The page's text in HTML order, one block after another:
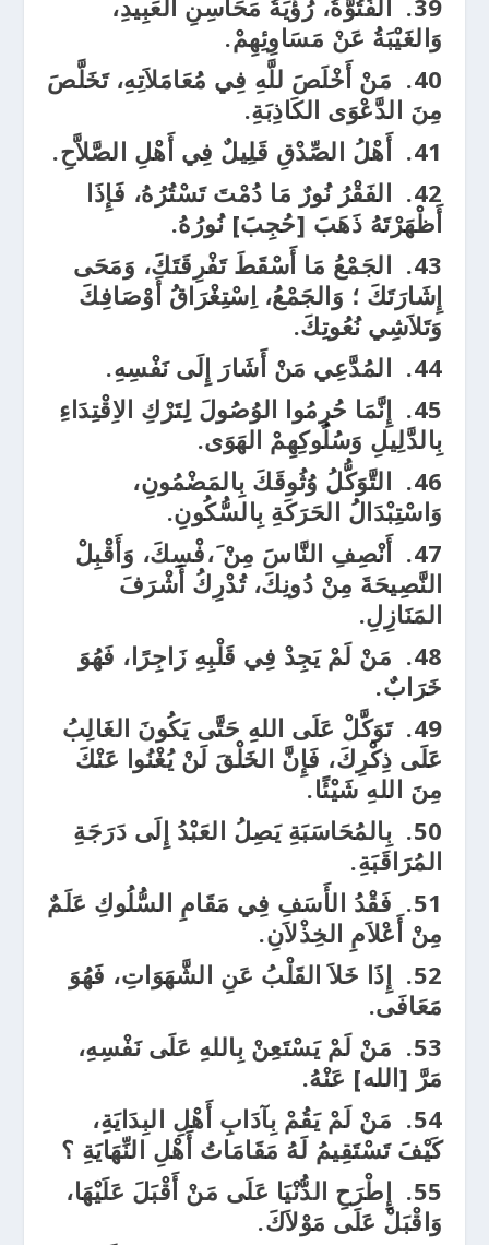
39.
الفُتُوَّةُ، رُؤْيَةُ مَحَاسِنِ العَبِيدِ،
وَالغَيْبَةُ عَنْ مَسَاوِئِهِمْ.
40.
مَنْ أَخْلَصَ للَّهِ فِي مُعَامَلاَتِهِ، تَخَلَّصَ
مِنَ الدَّعْوَى الكَاذِبَةِ.
41.
أَهْلُ الصِّدْقِ قَلِيلٌ فِي أَهْلِ الصَّلاَّحِ.
42.
الفَقْرُ نُورٌ مَا دُمْتَ تَسْتُرُهُ، فَإِذَا
أَظْهَرْتَهُ ذَهَبَ [حُجِبَ] نُورُهُ.
43.
الجَمْعُ مَا أَسْقَطَ تَفْرِقَتَكَ، وَمَحَى
إِشَارَتَكَ ؛ وَالجَمْعُ، اِسْتِغْرَاقُ أَوْصَافِكَ
وَتَلاَشِي نُعُوتِكَ.
44.
المُدَّعِي مَنْ أَشَارَ إِلَى نَفْسِهِ.
45.
إِنَّمَا حُرِمُوا الوُصُولَ لِتَرْكِ الاِقْتِدَاءِ
بِالدَّلِيلِ وَسُلُوكِهِمْ الهَوَى.
46.
التَّوَكُّلُ وُثُوقَكَ بِالمَضْمُونِ،
وَاسْتِبْدَالُ الحَرَكَةِ بِالسُّكُونِ.
47.
أَنْصِفِ النَّاسَ مِنْ َ،فْسِكَ، وَأَقْبِلْ
النَّصِيحَةَ مِنْ دُونِكَ، تُدْرِكُ أَشْرَفَ
المَنَازِلِ.
48.
مَنْ لَمْ يَجِدْ فِي قَلْبِهِ زَاجِرًا، فَهُوَ
خَرَابٌ.
49.
تَوَكَّلْ عَلَى اللهِ حَتَّى يَكُونَ الغَالِبُ
عَلَى ذِكْرِكَ، فَإِنَّ الخَلْقَ لَنْ يُغْنُوا عَنْكَ
مِنَ اللهِ شَيْئًا.
50.
بِالمُحَاسَبَةِ يَصِلُ العَبْدُ إِلَى دَرَجَةِ
المُرَاقَبَةِ.
51.
فَقْدُ الأَسَفِ فِي مَقَامِ السُّلُوكِ عَلَمٌ
مِنْ أَعْلاَمِ الخِذْلاَنِ.
52.
إِذَا خَلاَ القَلْبُ عَنِ الشَّهَوَاتِ، فَهُوَ
مَعَافَى.
53.
مَنْ لَمْ يَسْتَعِنْ بِاللهِ عَلَى نَفْسِهِ،
مَرَّ [الله] عَنْهُ.
54.
مَنْ لَمْ يَقُمْ بِآدَابِ أَهْلِ البِدَايَةِ،
كَيْفَ تَسْتَقِيمُ لَهُ مَقَامَاتُ أَهْلِ النِّهَايَةِ ؟
55.
إِطْرَحِ الدُّنْيَا عَلَى مَنْ أَقْبَلَ عَلَيْهَا،
وَاقْبَلْ عَلَى مَوْلاَكَ.